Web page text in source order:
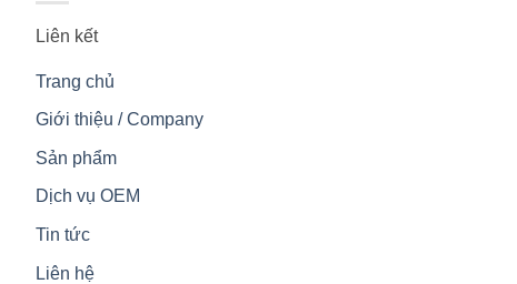
Liên kết
Trang chủ
Giới thiệu / Company
Sản phẩm
Dịch vụ OEM
Tin tức
Liên hệ